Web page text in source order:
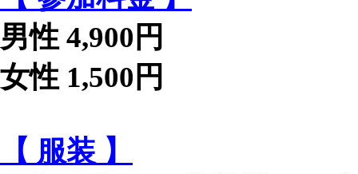
男性 4,900円
女性 1,500円
【 服装 】